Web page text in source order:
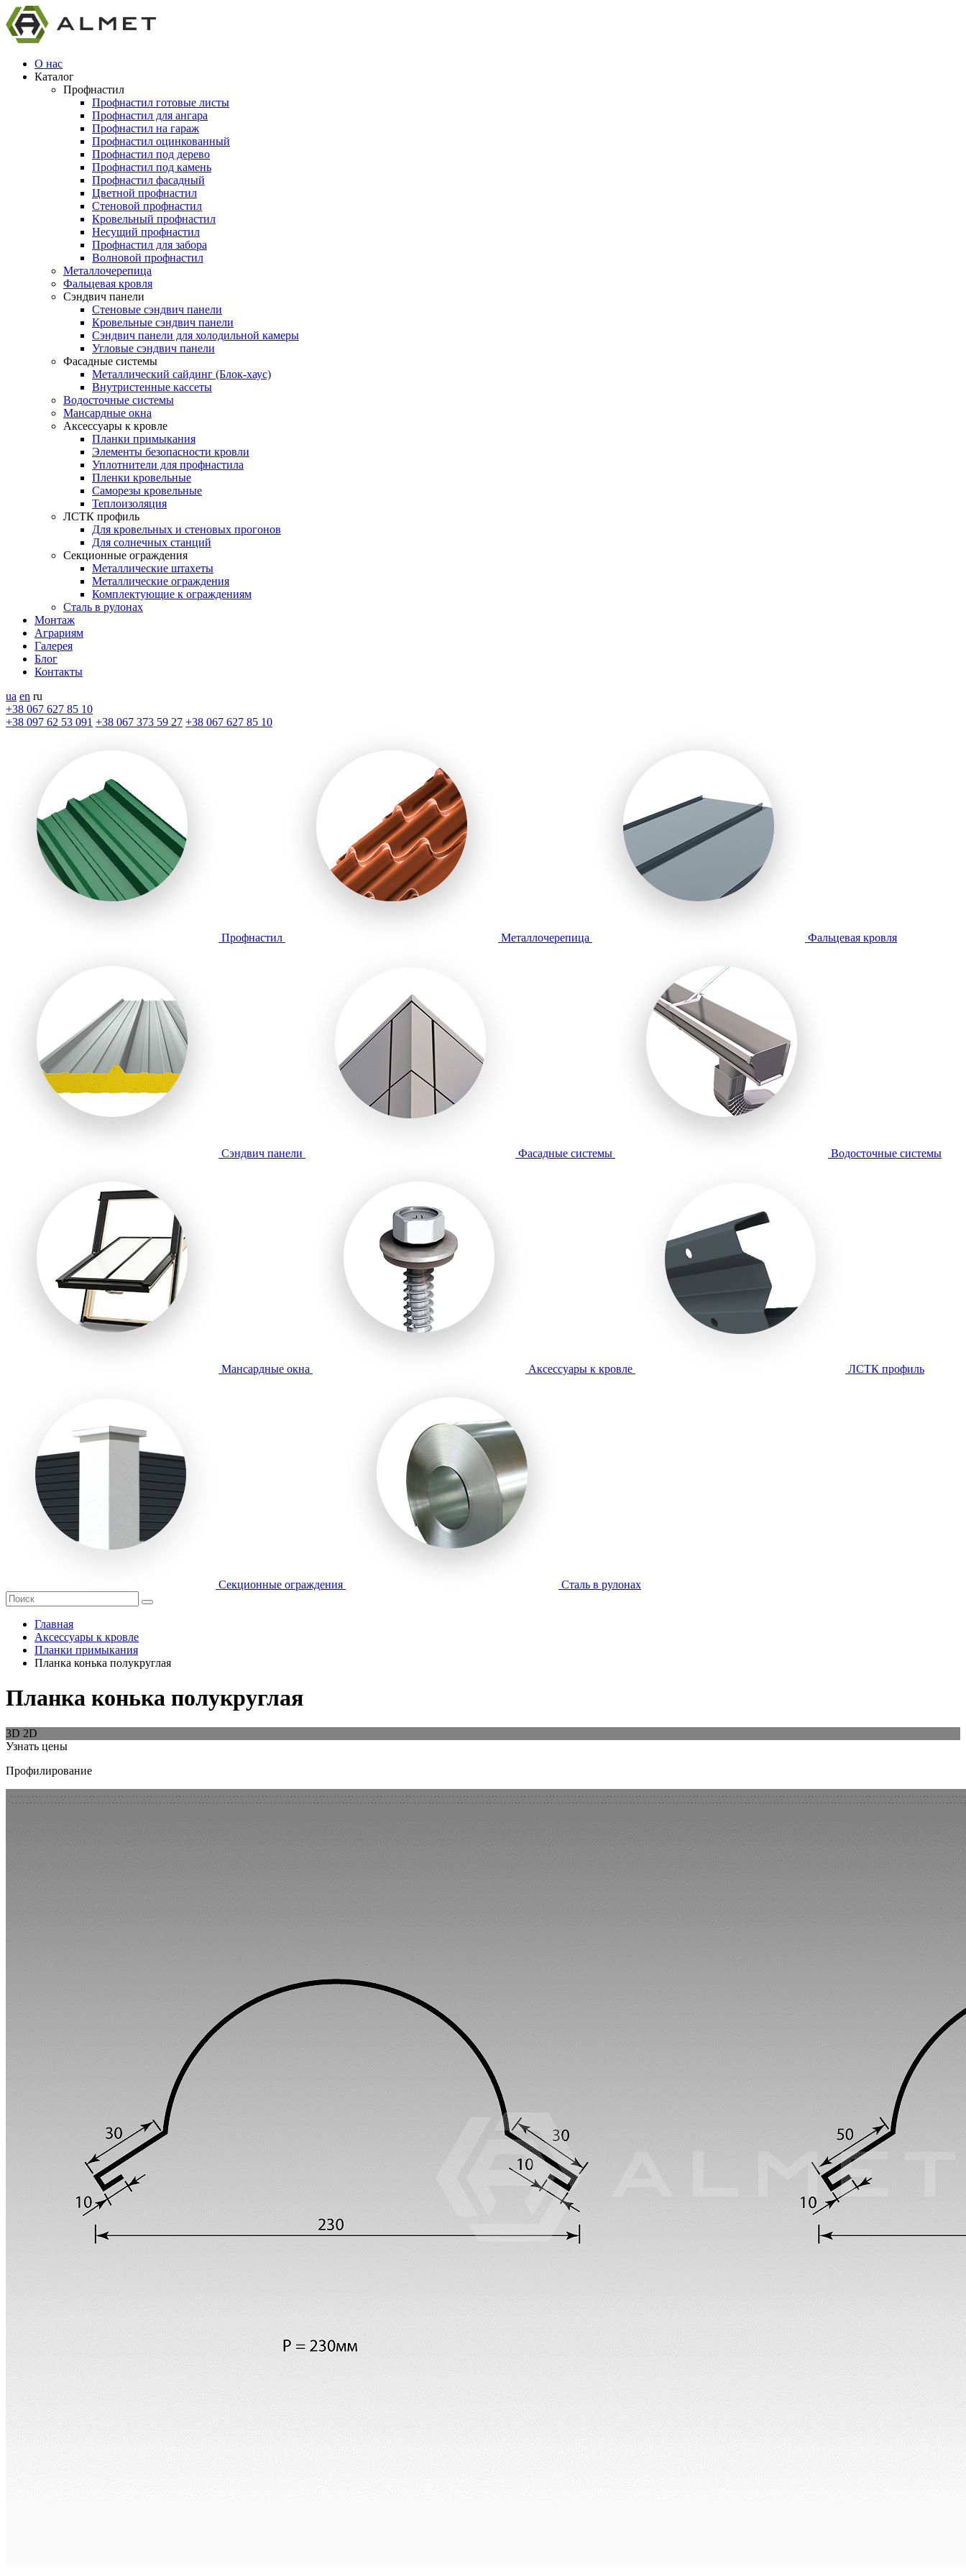
О нас
Каталог
Профнастил
Профнастил готовые листы
Профнастил для ангара
Профнастил на гараж
Профнастил оцинкованный
Профнастил под дерево
Профнастил под камень
Профнастил фасадный
Цветной профнастил
Стеновой профнастил
Кровельный профнастил
Несущий профнастил
Профнастил для забора
Волновой профнастил
Металлочерепица
Фальцевая кровля
Сэндвич панели
Стеновые сэндвич панели
Кровельные сэндвич панели
Сэндвич панели для холодильной камеры
Угловые сэндвич панели
Фасадные системы
Металлический сайдинг (Блок-хаус)
Внутристенные кассеты
Водосточные системы
Мансардные окна
Аксессуары к кровле
Планки примыкания
Элементы безопасности кровли
Уплотнители для профнастила
Пленки кровельные
Саморезы кровельные
Теплоизоляция
ЛСТК профиль
Для кровельных и стеновых прогонов
Для солнечных станций
Секционные ограждения
Металлические штахеты
Металлические ограждения
Комплектующие к ограждениям
Сталь в рулонах
Монтаж
Аграриям
Галерея
Блог
Контакты
ua en ru
+38 067 627 85 10
+38 097 62 53 091 +38 067 373 59 27 +38 067 627 85 10
Профнастил Металлочерепица Фальцевая кровля
Сэндвич панели Фасадные системы Водосточные системы
Мансардные окна Аксессуары к кровле ЛСТК профиль
Секционные ограждения Сталь в рулонах
Главная
Аксессуары к кровле
Планки примыкания
Планка конька полукруглая
Планка конька полукруглая
3D 2D
Узнать цены
Профилирование